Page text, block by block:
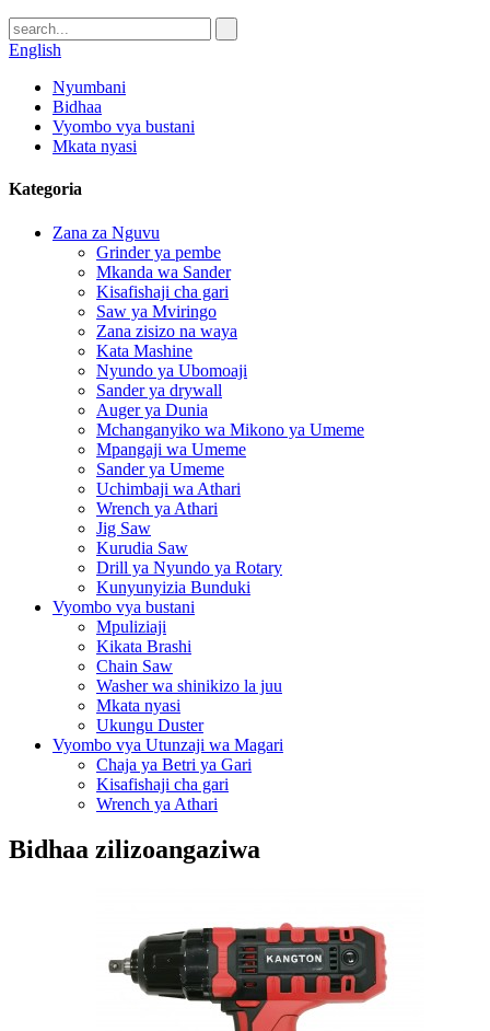
English
Nyumbani
Bidhaa
Vyombo vya bustani
Mkata nyasi
Kategoria
Zana za Nguvu
Grinder ya pembe
Mkanda wa Sander
Kisafishaji cha gari
Saw ya Mviringo
Zana zisizo na waya
Kata Mashine
Nyundo ya Ubomoaji
Sander ya drywall
Auger ya Dunia
Mchanganyiko wa Mikono ya Umeme
Mpangaji wa Umeme
Sander ya Umeme
Uchimbaji wa Athari
Wrench ya Athari
Jig Saw
Kurudia Saw
Drill ya Nyundo ya Rotary
Kunyunyizia Bunduki
Vyombo vya bustani
Mpuliziaji
Kikata Brashi
Chain Saw
Washer wa shinikizo la juu
Mkata nyasi
Ukungu Duster
Vyombo vya Utunzaji wa Magari
Chaja ya Betri ya Gari
Kisafishaji cha gari
Wrench ya Athari
Bidhaa zilizoangaziwa